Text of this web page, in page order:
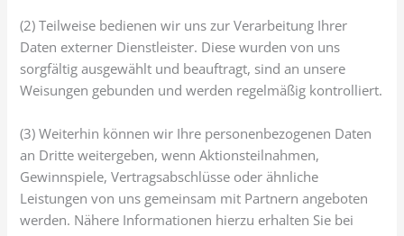
(2) Teilweise bedienen wir uns zur Verarbeitung Ihrer
Daten externer Dienstleister. Diese wurden von uns
sorgfältig ausgewählt und beauftragt, sind an unsere
Weisungen gebunden und werden regelmäßig kontrolliert.
(3) Weiterhin können wir Ihre personenbezogenen Daten
an Dritte weitergeben, wenn Aktionsteilnahmen,
Gewinnspiele, Vertragsabschlüsse oder ähnliche
Leistungen von uns gemeinsam mit Partnern angeboten
werden. Nähere Informationen hierzu erhalten Sie bei